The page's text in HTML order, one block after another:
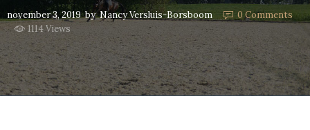
november 3, 2019 by Nancy Versluis-Borsboom 0 Comments
1114 Views